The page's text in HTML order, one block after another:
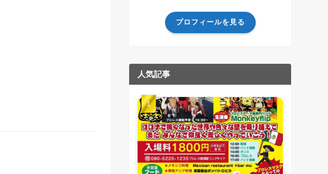
プロフィールを見る
人気記事